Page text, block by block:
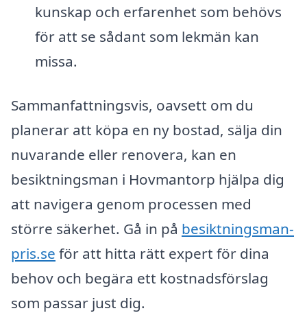
kunskap och erfarenhet som behövs
för att se sådant som lekmän kan
missa.
Sammanfattningsvis, oavsett om du
planerar att köpa en ny bostad, sälja din
nuvarande eller renovera, kan en
besiktningsman i Hovmantorp hjälpa dig
att navigera genom processen med
större säkerhet. Gå in på besiktningsman-
pris.se för att hitta rätt expert för dina
behov och begära ett kostnadsförslag
som passar just dig.